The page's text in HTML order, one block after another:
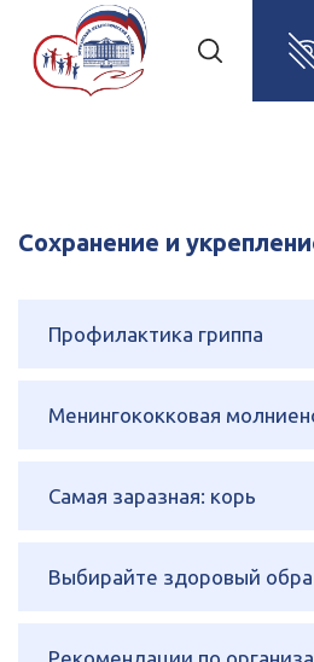
Сохранение и
Профилактика гриппа
Менингококковая
Самая заразная: корь
Выбирайте здоровый